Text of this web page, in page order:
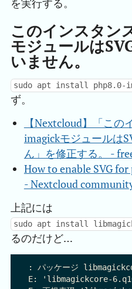
を実行する。
このインスタ
モジュールは
いません。
sudo apt install php8.0-
ず。
【Nextcloud】「こ
imagickモジュールは
ん」を修正する。 -
How to enable SVG
- Nextcloud
上記には
sudo apt install
るのだけど…
: パッケージ
E: 'libmagickcore-6.q16-